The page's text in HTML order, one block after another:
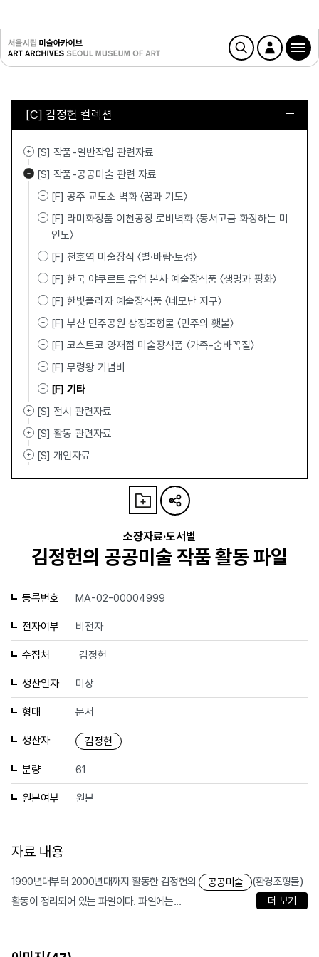
[C] 김정헌 컬렉션
[S] 작품-일반작업 관련자료
[S] 작품-공공미술 관련 자료
[F] 공주 교도소 벽화 〈꿈과 기도〉
[F] 라미화장품 이천공장 로비벽화 〈동서고금 화장하는 미
인도〉
[F] 천호역 미술장식 〈별·바람·토성〉
[F] 한국 야쿠르트 유업 본사 예술장식품 〈생명과 평화〉
[F] 한빛플라자 예술장식품 〈네모난 지구〉
[F] 부산 민주공원 상징조형물 〈민주의 횃불〉
[F] 코스트코 양재점 미술장식품 〈가족-숨바꼭질〉
[F] 무령왕 기념비
[F] 기타
[S] 전시 관련자료
[S] 활동 관련자료
[S] 개인자료
소장자료·도서별
김정헌의 공공미술 작품 활동 파일
등록번호 MA-02-00004999
전자여부 비전자
수집처 김정헌
생산일자 미상
형태 문서
생산자 김정헌
분량 61
원본여부 원본
자료 내용
1990년대부터 2000년대까지 활동한 김정헌의 공공미술
(환경조형물)
활동이 정리되어 있는 파일이다. 파일에는...
더 보기